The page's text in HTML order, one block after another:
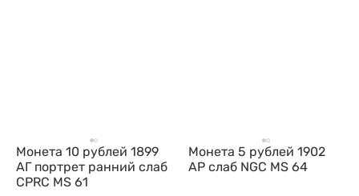
Монета 10 рублей 1899
АГ портрет ранний слаб
CPRC MS 61
Монета 5 рублей 1902
АР слаб NGC MS 64